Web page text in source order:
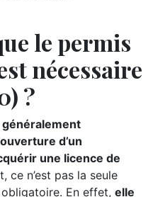
le permis
nécessaire
?
généralement
d’un
une licence de
ce n’est pas la seule
En effet, elle